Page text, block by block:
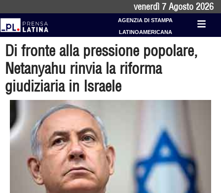
venerdì 7 Agosto 2026
AGENZIA DI STAMPA
LATINOAMERICANA
Di fronte alla pressione popolare,
Netanyahu rinvia la riforma
giudiziaria in Israele